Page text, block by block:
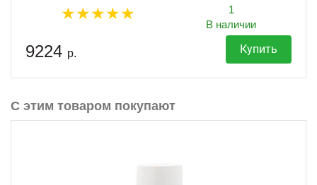
1
В наличии
9224 р. Купить
С этим товаром покупают